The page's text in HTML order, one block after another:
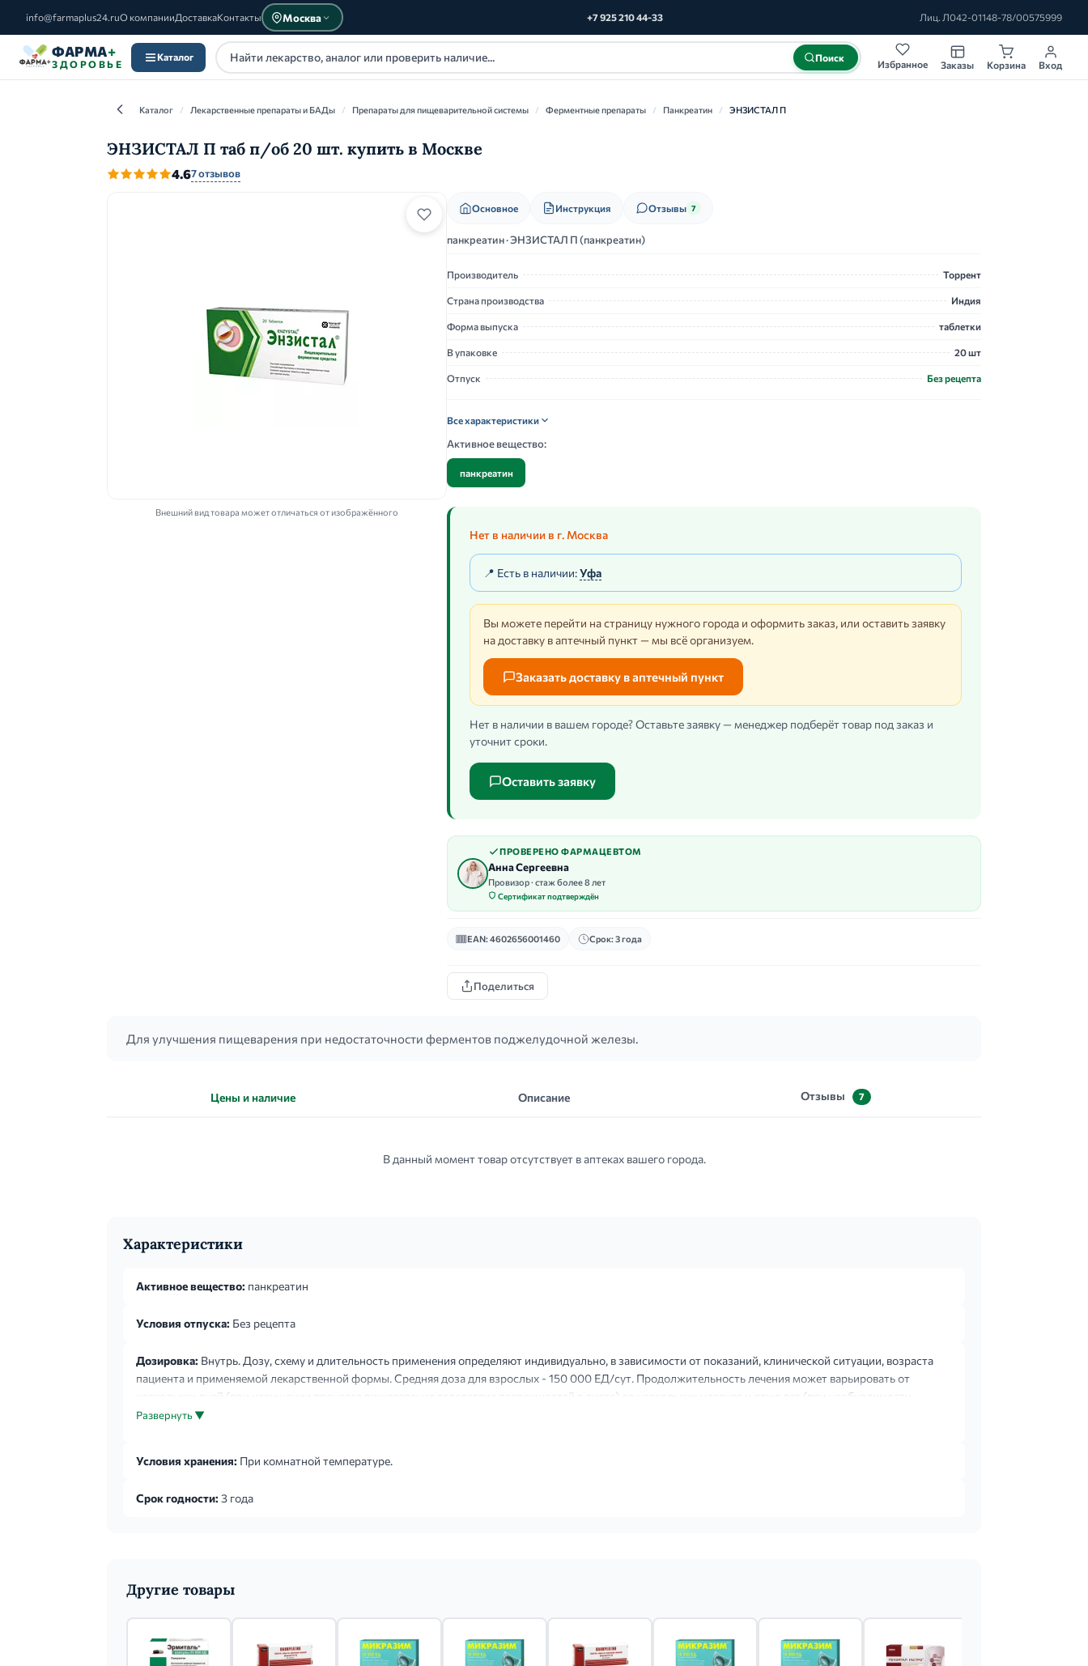
info@farmaplus24.ruО компанииДоставкаКонтакты Москва +7 925 210 44-33 Лиц. Л042-01148-78/00575999
ФАРМА+
ЗДОРОВЬЕ
Каталог Поиск
Избранное Заказы Корзина Вход
Каталог / Лекарственные препараты и БАДы / Препараты для пищеварительной системы / Ферментные препараты / Панкреатин / ЭНЗИСТАЛ П
ЭНЗИСТАЛ П таб п/об 20 шт. купить в Москве
4.67 отзывов
Внешний вид товара может отличаться от изображённого
Основное Инструкция Отзывы 7
панкреатин · ЭНЗИСТАЛ П (панкреатин)
Производитель Торрент
Страна производства Индия
Форма выпуска таблетки
В упаковке 20 шт
Отпуск Без рецепта
Все характеристики
Активное вещество:
панкреатин
Нет в наличии в г. Москва
📍 Есть в наличии:Уфа
Вы можете перейти на страницу нужного города и оформить заказ, или оставить заявку
на доставку в аптечный пункт — мы всё организуем.
Заказать доставку в аптечный пункт
Нет в наличии в вашем городе? Оставьте заявку — менеджер подберёт товар под заказ и
уточнит сроки.
Оставить заявку
ПРОВЕРЕНО ФАРМАЦЕВТОМ
Анна Сергеевна
Провизор · стаж более 8 лет
Сертификат подтверждён
EAN: 4602656001460 Срок: 3 года
Поделиться
Для улучшения пищеварения при недостаточности ферментов поджелудочной железы.
Цены и наличие Описание Отзывы 7
В данный момент товар отсутствует в аптеках вашего города.
Характеристики
Активное вещество: панкреатин
Условия отпуска: Без рецепта
Дозировка: Внутрь. Дозу, схему и длительность применения определяют индивидуально, в зависимости от показаний, клинической ситуации, возраста
пациента и применяемой лекарственной формы. Средняя доза для взрослых - 150 000 ЕД/сут. Продолжительность лечения может варьировать от
нескольких дней (при нарушении процесса пищеварения вследствие погрешностей в диете) до нескольких месяцев и даже лет (при необходимости
постоянной заместительной терапии).
Развернуть ▼
Условия хранения: При комнатной температуре.
Срок годности: 3 года
Другие товары